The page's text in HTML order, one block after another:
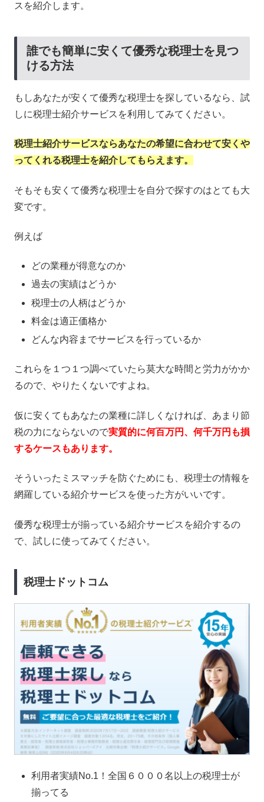
スを紹介します。
誰でも簡単に安くて優秀な税理士を見つ
ける方法
もしあなたが安くて優秀な税理士を探しているなら、試
しに税理士紹介サービスを利用してみてください。
税理士紹介サービスならあなたの希望に合わせて安くや
ってくれる税理士を紹介してもらえます。
そもそも安くて優秀な税理士を自分で探すのはとても大
変です。
例えば
どの業種が得意なのか
過去の実績はどうか
税理士の人柄はどうか
料金は適正価格か
どんな内容までサービスを行っているか
これらを１つ１つ調べていたら莫大な時間と労力がかか
るので、やりたくないですよね。
仮に安くてもあなたの業種に詳しくなければ、あまり節
税の力にならないので実質的に何百万円、何千万円も損
するケースもあります。
そういったミスマッチを防ぐためにも、税理士の情報を
網羅している紹介サービスを使った方がいいです。
優秀な税理士が揃っている紹介サービスを紹介するの
で、試しに使ってみてください。
税理士ドットコム
利用者実績No.1！全国６０００名以上の税理士が
揃ってる